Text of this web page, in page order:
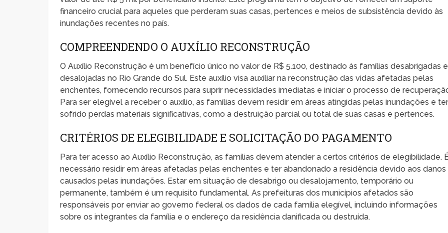
financeiro crucial para aqueles que perderam suas casas, pertences e meios de subsistência devido às
inundações recentes no país.
COMPREENDENDO O AUXÍLIO RECONSTRUÇÃO
O Auxílio Reconstrução é um benefício único no valor de R$ 5.100, destinado às famílias desabrigadas e
desalojadas no Rio Grande do Sul. Este auxílio visa auxiliar na reconstrução das vidas afetadas pelas
enchentes, fornecendo recursos para suprir necessidades imediatas e iniciar o processo de
Para ser elegível a receber o auxílio, as famílias devem residir em áreas atingidas pelas inundações e
sofrido perdas materiais significativas, como a destruição parcial ou total de suas casas e pertences.
CRITÉRIOS DE ELEGIBILIDADE E SOLICITAÇÃO DO PAGAMENTO
Para ter acesso ao Auxílio Reconstrução, as famílias devem atender a certos critérios de elegibilidade.
necessário residir em áreas afetadas pelas enchentes e ter abandonado a residência devido aos danos
causados pelas inundações. Estar em situação de desabrigo ou desalojamento, temporário ou
permanente, também é um requisito fundamental. As prefeituras dos municípios afetados são
responsáveis por enviar ao governo federal os dados de cada família elegível, incluindo informações
sobre os integrantes da família e o endereço da residência danificada ou destruída.